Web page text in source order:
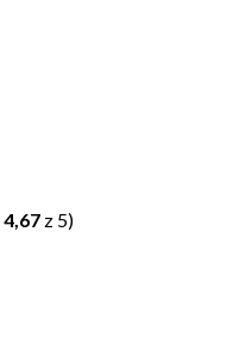
4,67 z 5)